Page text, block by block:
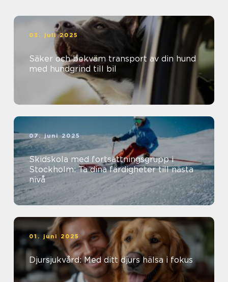
03. juli 2025
Säker och bekväm transport av din hund
med hundgrind till bil
07. juni 2025
Skidskola med fortsättningsgrupp i
Stockholm: Ta dina färdigheter till nästa
nivå
01. juni 2025
Djursjukvård: Med ditt djurs hälsa i fokus